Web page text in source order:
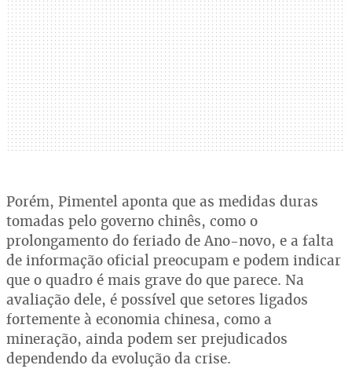
Porém, Pimentel aponta que as medidas duras
tomadas pelo governo chinês, como o
prolongamento do feriado de Ano-novo, e a falta
de informação oficial preocupam e podem indicar
que o quadro é mais grave do que parece. Na
avaliação dele, é possível que setores ligados
fortemente à economia chinesa, como a
mineração, ainda podem ser prejudicados
dependendo da evolução da crise.